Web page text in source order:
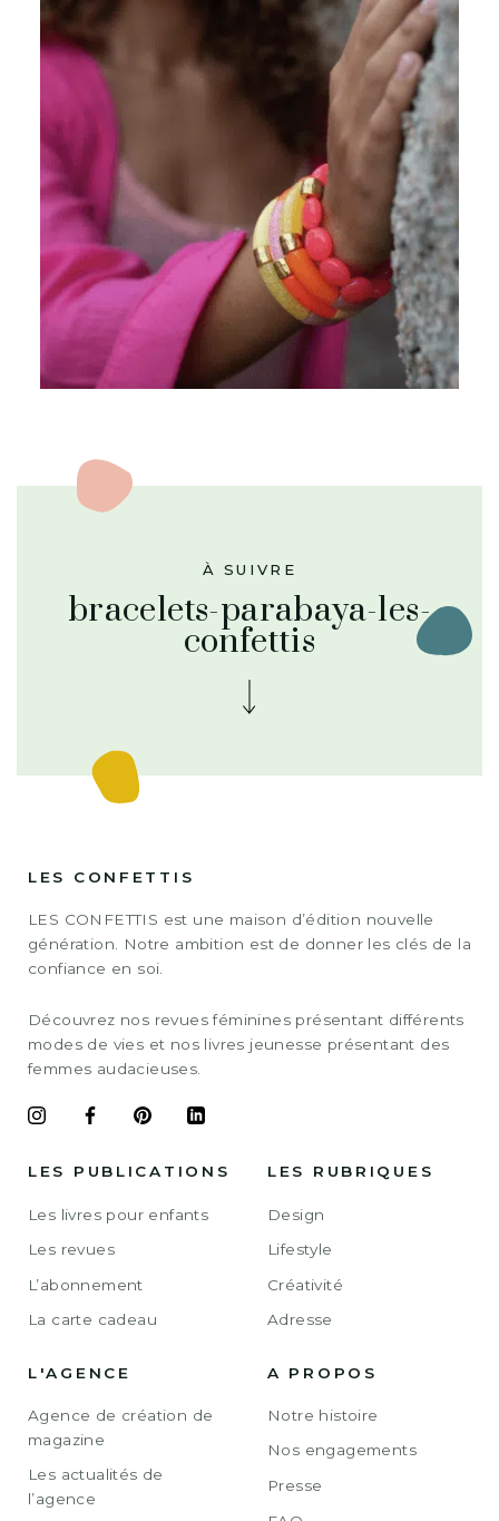
À SUIVRE
bracelets-parabaya-les-
confettis
LES CONFETTIS
LES CONFETTIS est une maison d’édition nouvelle
génération. Notre ambition est de donner les clés de la
confiance en soi.
Découvrez nos revues féminines présentant différents
modes de vies et nos livres jeunesse présentant des
femmes audacieuses.
LES PUBLICATIONS
Les livres pour enfants
Les revues
L’abonnement
La carte cadeau
LES RUBRIQUES
Design
Lifestyle
Créativité
Adresse
L'AGENCE
Agence de création de
magazine
Les actualités de
l’agence
A PROPOS
Notre histoire
Nos engagements
Presse